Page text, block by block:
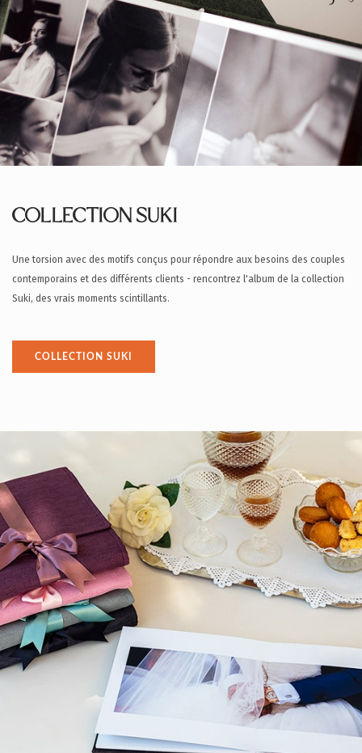
COLLECTION SUKI
Une torsion avec des motifs conçus pour répondre aux besoins des couples
contemporains et des différents clients - rencontrez l'album de la collection
Suki, des vrais moments scintillants.
COLLECTION SUKI